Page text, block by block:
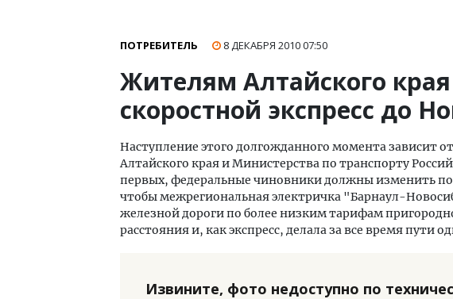
ПОТРЕБИТЕЛЬ 8 ДЕКАБРЯ 201007:50
Жителям Алтайского края
скоростной экспресс до
Наступление этого долгожданного момента зависит
Алтайского края и Министерства по транспорту
первых, федеральные чиновники должны изменить
чтобы межрегиональная электричка "Барнаул-
железной дороги по более низким тарифам
расстояния и, как экспресс, делала за все время пути
Извините, фото недоступно по